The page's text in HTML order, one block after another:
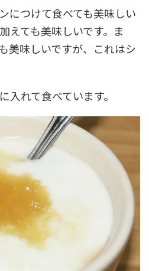
につけて食べても美味しい
えても美味しいです。ま
美味しいですが、これはシ
入れて食べています。